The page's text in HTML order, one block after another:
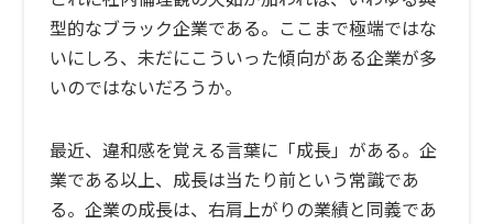
型的なブラック企業である。ここまで極端ではな
いにしろ、未だにこういった傾向がある企業が多
いのではないだろうか。
最近、違和感を覚える言葉に「成長」がある。企
業である以上、成長は当たり前という常識であ
る。企業の成長は、右肩上がりの業績と同義であ